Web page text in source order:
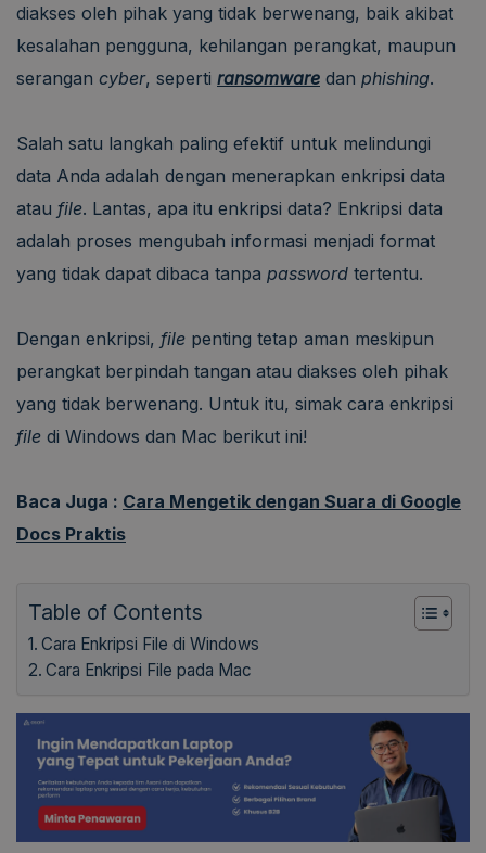
diakses oleh pihak yang tidak berwenang, baik akibat
kesalahan pengguna, kehilangan perangkat, maupun
serangan cyber, seperti ransomware dan phishing.
Salah satu langkah paling efektif untuk melindungi
data Anda adalah dengan menerapkan enkripsi data
atau file. Lantas, apa itu enkripsi data? Enkripsi data
adalah proses mengubah informasi menjadi format
yang tidak dapat dibaca tanpa password tertentu.
Dengan enkripsi, file penting tetap aman meskipun
perangkat berpindah tangan atau diakses oleh pihak
yang tidak berwenang. Untuk itu, simak cara enkripsi
file di Windows dan Mac berikut ini!
Baca Juga : Cara Mengetik dengan Suara di Google
Docs Praktis
Table of Contents
Cara Enkripsi File di Windows
Cara Enkripsi File pada Mac